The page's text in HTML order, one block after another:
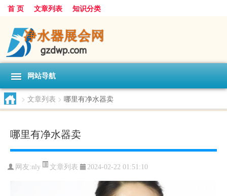
首 页 文章列表 知识分类
网站导航
> 文章列表 > 哪里有净水器卖
哪里有净水器卖
网友:nly 文章列表 2024-02-22 01:51:10